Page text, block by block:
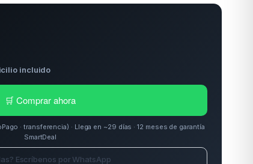
incluido
🛒 Comprar ahora
· transferencia) · Llega en ~29 días · 12 meses de garantía
SmartDeal
Escríbenos por WhatsApp